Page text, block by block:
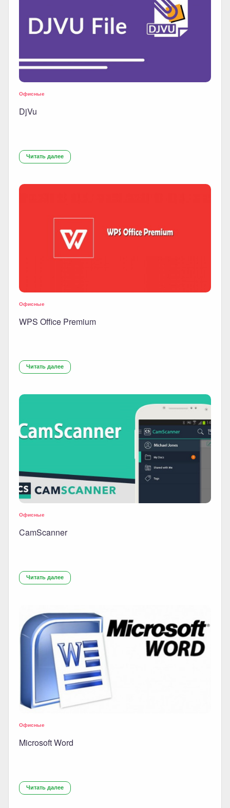
Офисные
DjVu
Читать далее
Офисные
WPS Office Premium
Читать далее
Офисные
CamScanner
Читать далее
Офисные
Microsoft Word
Читать далее